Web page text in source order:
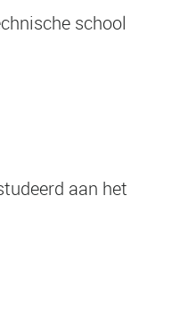
school
aan het